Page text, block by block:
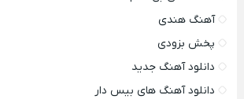
آهنگ هندی
پخش بزودی
دانلود آهنگ جدید
دانلود آهنگ های بیس دار